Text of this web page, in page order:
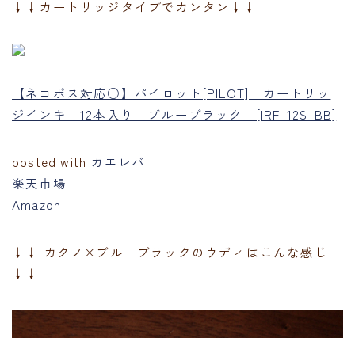
↓↓カートリッジタイプでカンタン↓↓
【ネコポス対応○】パイロット[PILOT] カートリッ
ジインキ 12本入り ブルーブラック [IRF-12S-BB]
posted with カエレバ
楽天市場
Amazon
↓↓ カクノ×ブルーブラックのウディはこんな感じ
↓↓